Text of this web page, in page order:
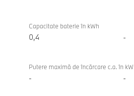
Încărcare
420d
Gran
Capacitate baterie în kWh
0,4 -
Putere maximă de încărcare c.a. în kW
- -